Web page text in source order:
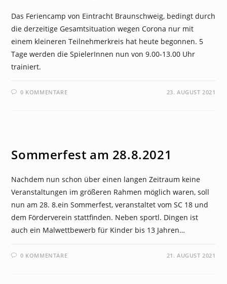
Das Feriencamp von Eintracht Braunschweig, bedingt durch
die derzeitige Gesamtsituation wegen Corona nur mit
einem kleineren Teilnehmerkreis hat heute begonnen. 5
Tage werden die SpielerInnen nun von 9.00-13.00 Uhr
trainiert.
0 KOMMENTARE 23. AUGUST 2021
Sommerfest am 28.8.2021
Nachdem nun schon über einen langen Zeitraum keine
Veranstaltungen im größeren Rahmen möglich waren, soll
nun am 28. 8.ein Sommerfest, veranstaltet vom SC 18 und
dem Förderverein stattfinden. Neben sportl. Dingen ist
auch ein Malwettbewerb für Kinder bis 13 Jahren…
0 KOMMENTARE 21. AUGUST 2021